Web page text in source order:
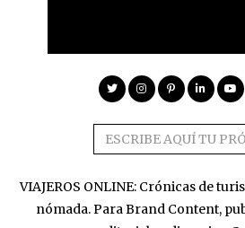
VIAJEROS ONLINE: Crónicas de
nómada. Para Brand Content,